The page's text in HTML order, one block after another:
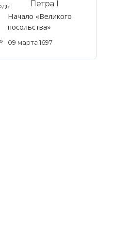
Начало «Великого
посольства»
09 марта 1697